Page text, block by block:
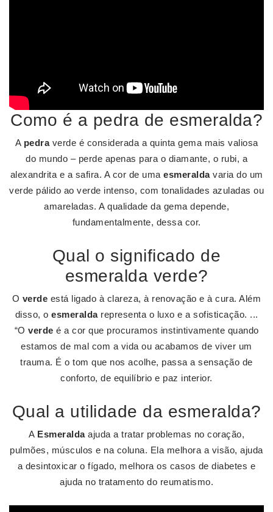
Como é a pedra de esmeralda?
A pedraverde é considerada a quinta gema mais valiosa
do mundo – perde apenas para o diamante, o rubi, a
alexandrita e a safira. A cor de uma esmeraldavaria do um
verde pálido ao verde intenso, com tonalidades azuladas ou
amareladas. A qualidade da gema depende,
fundamentalmente, dessa cor.
Qual o significado de
esmeralda verde?
O verde está ligado à clareza, à renovação e à cura. Além
disso, o esmeraldarepresenta o luxo e a sofisticação. ...
“O verde é a cor que procuramos instintivamente quando
estamos de mal com a vida ou acabamos de viver um
trauma. É o tom que nos acolhe, passa a sensação de
conforto, de equilíbrio e paz interior.
Qual a utilidade da esmeralda?
A Esmeraldaajuda a tratar problemas no coração,
pulmões, músculos e na coluna. Ela melhora a visão, ajuda
a desintoxicar o fígado, melhora os casos de diabetes e
ajuda no tratamento do reumatismo.